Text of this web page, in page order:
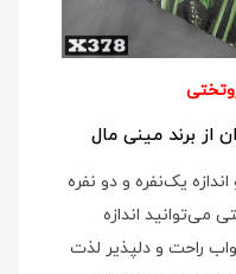
از برند مینی مال
یک‌نفره و دو نفره
می‌توانید اندازه
راحت و دلپذیر لذت